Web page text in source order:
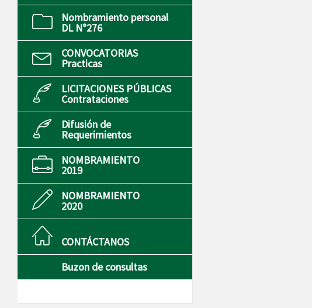
Nombramiento personal
DL N°276
CONVOCATORIAS
Practicas
LICITACIONES PÚBLICAS
Contrataciones
Difusión de
Requerimientos
NOMBRAMIENTO
2019
NOMBRAMIENTO
2020
CONTÁCTANOS
Buzon de consultas